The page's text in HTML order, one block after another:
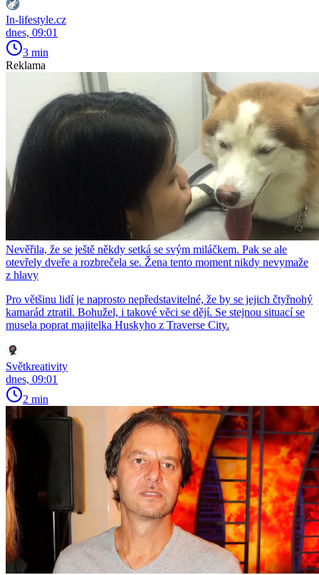
In-lifestyle.cz
dnes, 09:01
3 min
Reklama
Nevěřila, že se ještě někdy setká se svým miláčkem. Pak se ale
otevřely dveře a rozbrečela se. Žena tento moment nikdy nevymaže
z hlavy
Pro většinu lidí je naprosto nepředstavitelné, že by se jejich čtyřnohý
kamarád ztratil. Bohužel, i takové věci se dějí. Se stejnou situací se
musela poprat majitelka Huskyho z Traverse City.
Světkreativity
dnes, 09:01
2 min